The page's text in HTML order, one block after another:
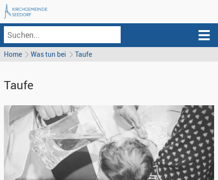
Home Was tun bei Taufe
Taufe